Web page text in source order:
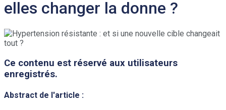
elles changer la donne ?
Ce contenu est réservé aux utilisateurs
enregistrés.
Abstract de l'article :